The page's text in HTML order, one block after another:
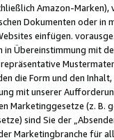
Amazon-
Dokumenten oder in
einfügen.
in Übereinstimmung mit
die Form und den
mit unserer
Marketinggesetze (z. B.
sind Sie der
Marketingbranche für